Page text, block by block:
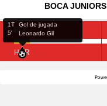
BOCA JUNIORS
1T
5'
Gol de jugada
Leonardo Gil
BOC
HUR